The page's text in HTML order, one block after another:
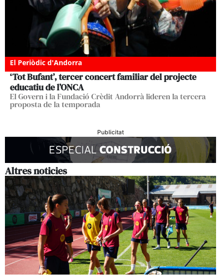
El Periòdic d'Andorra
‘Tot Bufant’, tercer concert familiar del projecte
educatiu de l’ONCA
El Govern i la Fundació Crèdit Andorrà lideren la tercera
proposta de la temporada
Publicitat
Altres noticies